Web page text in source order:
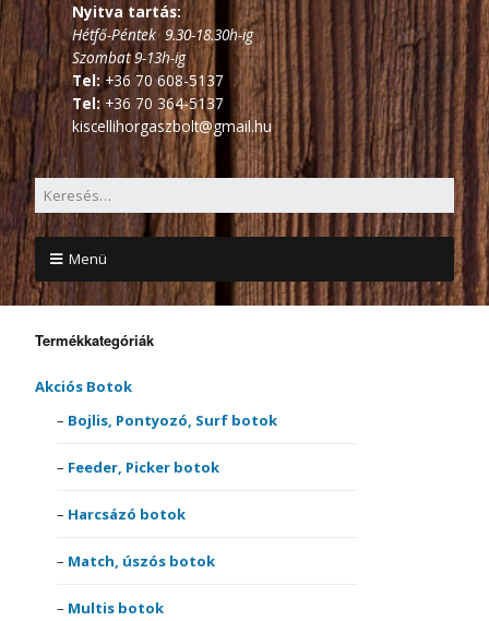
Nyitva tartás:
Hétfő-Péntek 9.30-18.30h-ig
Szombat 9-13h-ig
Tel:+36 70 608-5137
Tel: +36 70 364-5137
kiscellihorgaszbolt@gmail.hu
Menü
Termékkategóriák
Akciós Botok
Bojlis, Pontyozó, Surf botok
Feeder, Picker botok
Harcsázó botok
Match, úszós botok
Multis botok